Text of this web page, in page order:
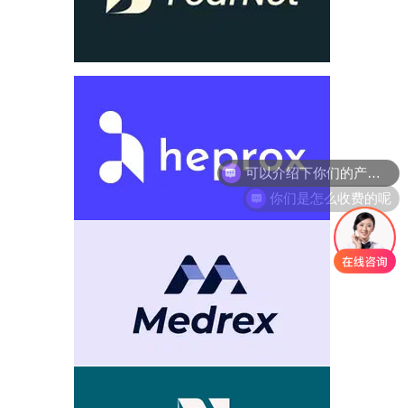
你们是怎么收费的呢